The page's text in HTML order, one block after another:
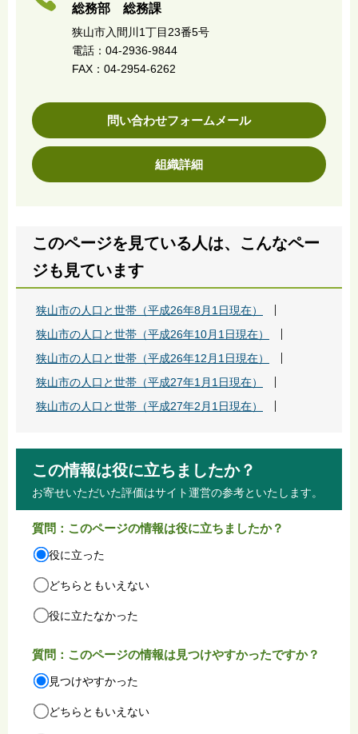
総務部 総務課
狭山市入間川1丁目23番5号
電話：04-2936-9844
FAX：04-2954-6262
問い合わせフォームメール
組織詳細
このページを見ている人は、こんなペー
ジも見ています
狭山市の人口と世帯（平成26年8月1日現在）
狭山市の人口と世帯（平成26年10月1日現在）
狭山市の人口と世帯（平成26年12月1日現在）
狭山市の人口と世帯（平成27年1月1日現在）
狭山市の人口と世帯（平成27年2月1日現在）
この情報は役に立ちましたか？
お寄せいただいた評価はサイト運営の参考といたします。
質問：このページの情報は役に立ちましたか？
役に立った
どちらともいえない
役に立たなかった
質問：このページの情報は見つけやすかったですか？
見つけやすかった
どちらともいえない